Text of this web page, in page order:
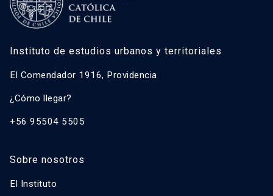
Instituto de estudios urbanos y territoriales
El Comendador 1916, Providencia
¿Cómo llegar?
+56 95504 5505
Sobre nosotros
El Instituto